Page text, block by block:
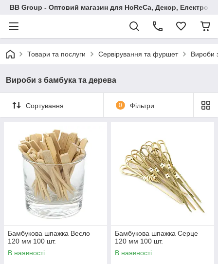
BB Group - Оптовий магазин для HoReCa, Декор,
Товари та послуги Сервірування та фуршет Вироби
Вироби з бамбука та дерева
Сортування 0 Фільтри
Бамбукова шпажка Весло
120 мм 100 шт.
В наявності
Бамбукова шпажка Серце
120 мм 100 шт.
В наявності